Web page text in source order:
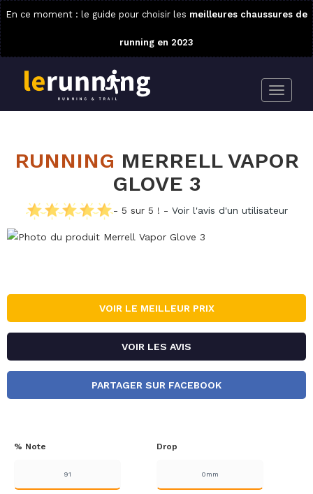
En ce moment : le guide pour choisir les meilleures chaussures de
running en 2023
RUNNING MERRELL VAPOR
GLOVE 3
- 5 sur 5 ! - Voir l'avis d'un utilisateur
VOIR LE MEILLEUR PRIX
VOIR LES AVIS
PARTAGER SUR FACEBOOK
Drop
0mm
% Note
91